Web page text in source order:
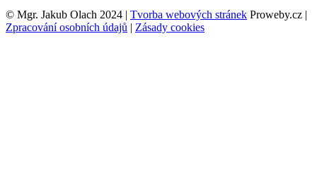
© Mgr. Jakub Olach 2024 | Tvorba webových stránek Proweby.cz |
Zpracování osobních údajů | Zásady cookies